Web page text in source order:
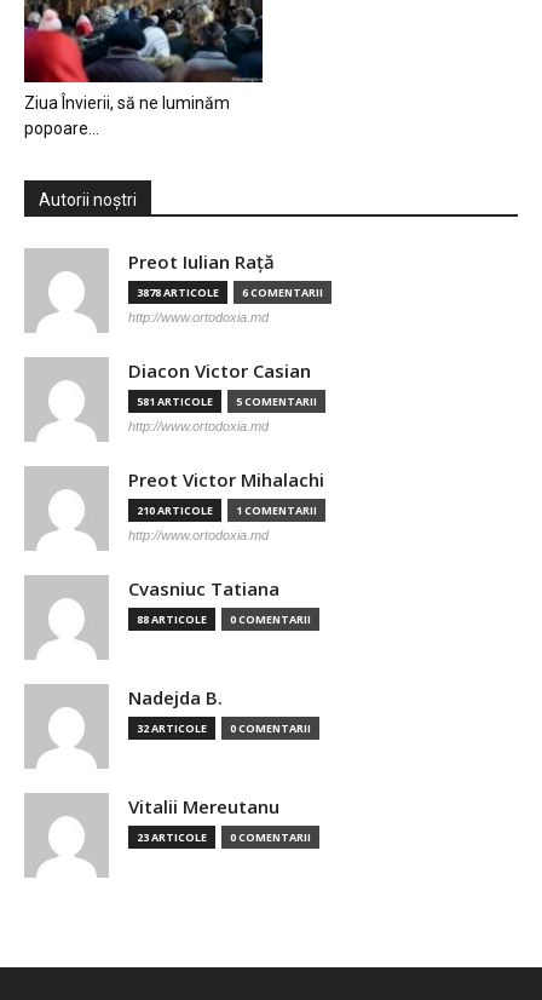
Ziua Învierii, să ne luminăm
popoare…
Autorii noștri
Preot Iulian Raţă
3878 ARTICOLE 6 COMENTARII
http://www.ortodoxia.md
Diacon Victor Casian
581 ARTICOLE 5 COMENTARII
http://www.ortodoxia.md
Preot Victor Mihalachi
210 ARTICOLE 1 COMENTARII
http://www.ortodoxia.md
Cvasniuc Tatiana
88 ARTICOLE 0 COMENTARII
Nadejda B.
32 ARTICOLE 0 COMENTARII
Vitalii Mereutanu
23 ARTICOLE 0 COMENTARII